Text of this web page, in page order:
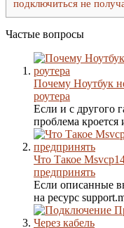
подключиться не
Частые вопросы
Почему Ноутбук
роутера
Если и с другого
проблема
Что Такое
предпринять
Если описанные
на ресурс